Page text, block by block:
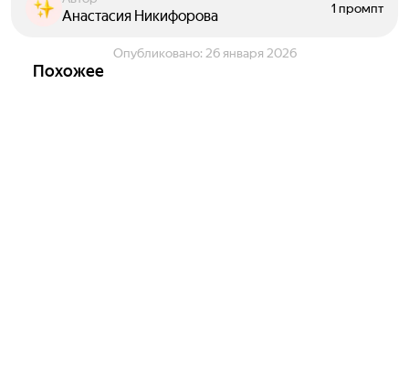
Анастасия Никифорова 1 промпт
Опубликовано: 26 января 2026
Похожее